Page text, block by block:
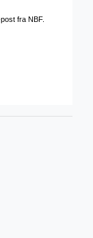
fra NBF.